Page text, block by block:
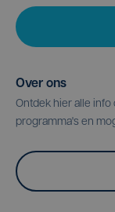
Over ons
Ontdek hier alle
programma's en